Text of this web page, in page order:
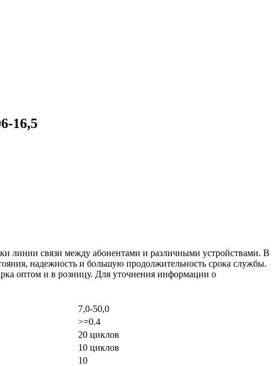
16,5
линии связи между абонентами и различными устройствами. В
надежность и большую продолжительность срока службы.
оптом и в розницу. Для уточнения информации о
7,0-50,0
>=0.4
20 циклов
10 циклов
10